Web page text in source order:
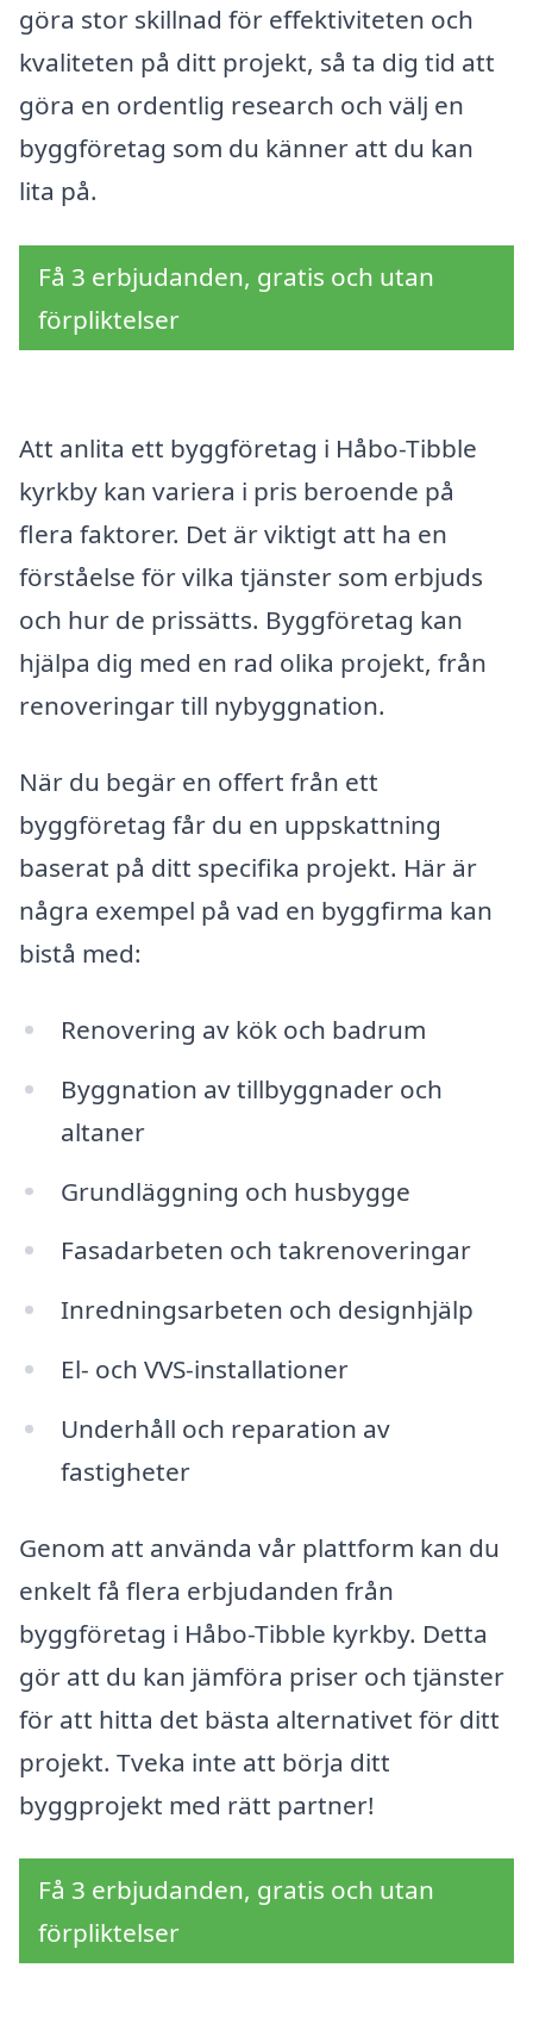
göra stor skillnad för effektiviteten och
kvaliteten på ditt projekt, så ta dig tid att
göra en ordentlig research och välj en
byggföretag som du känner att du kan
lita på.
Få 3 erbjudanden, gratis och utan
förpliktelser
Att anlita ett byggföretag i Håbo-Tibble
kyrkby kan variera i pris beroende på
flera faktorer. Det är viktigt att ha en
förståelse för vilka tjänster som erbjuds
och hur de prissätts. Byggföretag kan
hjälpa dig med en rad olika projekt, från
renoveringar till nybyggnation.
När du begär en offert från ett
byggföretag får du en uppskattning
baserat på ditt specifika projekt. Här är
några exempel på vad en byggfirma kan
bistå med:
Renovering av kök och badrum
Byggnation av tillbyggnader och
altaner
Grundläggning och husbygge
Fasadarbeten och takrenoveringar
Inredningsarbeten och designhjälp
El- och VVS-installationer
Underhåll och reparation av
fastigheter
Genom att använda vår plattform kan du
enkelt få flera erbjudanden från
byggföretag i Håbo-Tibble kyrkby. Detta
gör att du kan jämföra priser och tjänster
för att hitta det bästa alternativet för ditt
projekt. Tveka inte att börja ditt
byggprojekt med rätt partner!
Få 3 erbjudanden, gratis och utan
förpliktelser